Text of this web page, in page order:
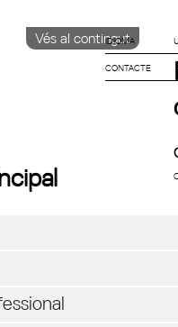
Vés al contingut
IDIOMA
CATALÀ
CONTACTE